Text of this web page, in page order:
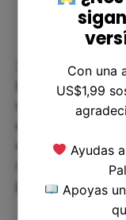
2 Crónicas 15:5
buscar a Dios y
mandamientos.
espiritual florece
en momentos
seguimos a
paz y de alegría.
Con una
US$1,99
Ayudas
Apoyas